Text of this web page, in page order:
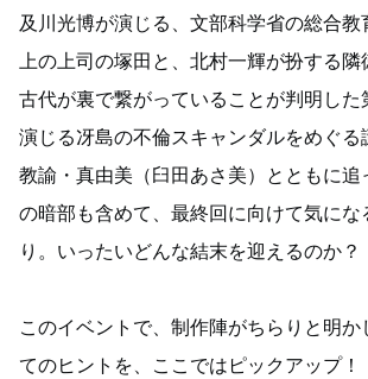
及川光博が演じる、文部科学省の総合教
上の上司の塚田と、北村一輝が扮する隣
古代が裏で繋がっていることが判明した
演じる冴島の不倫スキャンダルをめぐ
教諭・真由美（臼田あさ美）とともに
の暗部も含めて、最終回に向けて気にな
り。いったいどんな結末を迎えるのか？
このイベントで、制作陣がちらりと明
てのヒントを、ここではピックアップ！